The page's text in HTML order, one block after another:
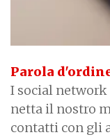
Parola
I social
netta il nostro
contatti con gli